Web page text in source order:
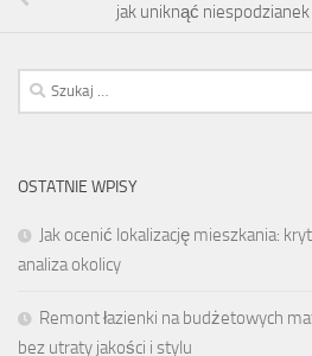
jak uniknąć
Szukaj:
OSTATNIE WPISY
Jak ocenić lokalizację mieszkania:
analiza okolicy
Remont łazienki na budżetowych
bez utraty jakości i stylu